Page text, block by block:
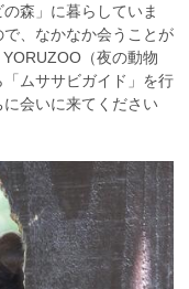
森」に暮らしていま
、なかなか会うことが
（夜の動物
ムササビガイド」を行
会いに来てください